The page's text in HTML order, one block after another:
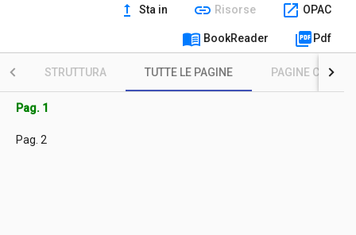
upgrade Sta in link Risorse open_in_new OPAC
menu_book BookReader picture_as_pdf Pdf
STRUTTURA TUTTE LE PAGINE PAGINE CON
Pag. 1
Pag. 2